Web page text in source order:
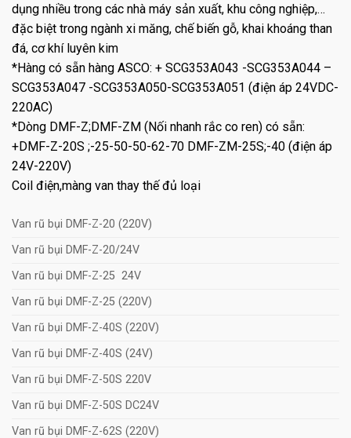
dụng nhiều trong các nhà máy sản xuất, khu công nghiệp,…
đặc biệt trong ngành xi măng, chế biến gỗ, khai khoáng than
đá, cơ khí luyên kim
*Hàng có sẵn hàng ASCO: + SCG353A043 -SCG353A044 –
SCG353A047 -SCG353A050-SCG353A051 (điện áp 24VDC-
220AC)
*Dòng DMF-Z;DMF-ZM (Nối nhanh rắc co ren) có sẵn:
+DMF-Z-20S ;-25-50-50-62-70 DMF-ZM-25S;-40 (điện áp
24V-220V)
Coil điện,màng van thay thế đủ loại
Van rũ bụi DMF-Z-20 (220V)
Van rũ bụi DMF-Z-20/24V
Van rũ bụi DMF-Z-25 24V
Van rũ bụi DMF-Z-25 (220V)
Van rũ bụi DMF-Z-40S (220V)
Van rũ bụi DMF-Z-40S (24V)
Van rũ bụi DMF-Z-50S 220V
Van rũ bụi DMF-Z-50S DC24V
Van rũ bụi DMF-Z-62S (220V)